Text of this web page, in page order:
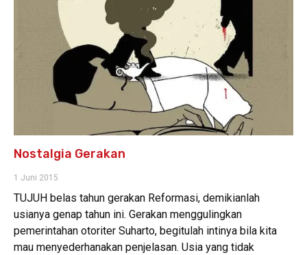
Nostalgia Gerakan
1 Juni 2015
TUJUH belas tahun gerakan Reformasi, demikianlah
usianya genap tahun ini. Gerakan menggulingkan
pemerintahan otoriter Suharto, begitulah intinya bila kita
mau menyederhanakan penjelasan. Usia yang tidak